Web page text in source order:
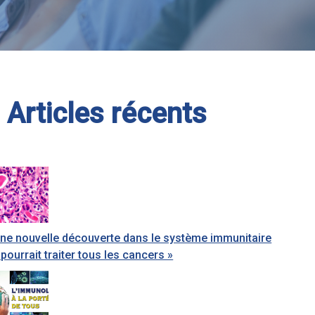
Articles récents
nouvelle découverte dans le système immunitaire
traiter tous les cancers »